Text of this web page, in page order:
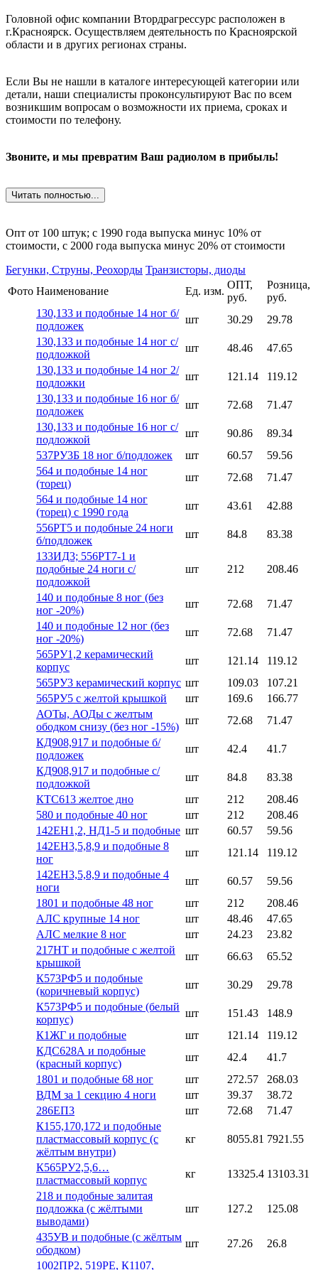
Головной офис компании Втордрагрессурс расположен в
г.Красноярск. Осуществляем деятельность по Красноярской
области и в других регионах страны.
Если Вы не нашли в каталоге интересующей категории или
детали, наши специалисты проконсультируют Вас по всем
возникшим вопросам о возможности их приема, сроках и
стоимости по телефону.
Звоните, и мы превратим Ваш радиолом в прибыль!
Читать полностью...
Опт от 100 штук; c 1990 года выпуска минус 10% от
стоимости, c 2000 года выпуска минус 20% от стоимости
Бегунки, Струны, Реохорды Транзисторы, диоды
Фото Наименование Ед. изм.
ОПТ,
руб.
Розница,
руб.
130,133 и подобные 14 ног б/
подложек
шт 30.29
29.78
130,133 и подобные 14 ног с/
подложкой
шт 48.46
47.65
130,133 и подобные 14 ног 2/
подложки
шт 121.14
119.12
130,133 и подобные 16 ног б/
подложек
шт 72.68
71.47
130,133 и подобные 16 ног с/
подложкой
шт 90.86
89.34
537РУ3Б 18 ног б/подложек
шт 60.57
59.56
564 и подобные 14 ног
(торец)
шт 72.68
71.47
564 и подобные 14 ног
(торец) с 1990 года
шт 43.61
42.88
556РТ5 и подобные 24 ноги
б/подложек
шт 84.8
83.38
133ИД3; 556РТ7-1 и
подобные 24 ноги с/
подложкой
шт 212 208.46
140 и подобные 8 ног (без
ног -20%)
шт 72.68
71.47
140 и подобные 12 ног (без
ног -20%)
шт 72.68
71.47
565РУ1,2 керамический
корпус
шт 121.14
119.12
565РУ3 керамический корпус шт 109.03
107.21
565РУ5 с желтой крышкой
шт 169.6
166.77
АОТы, АОДы с желтым
ободком снизу (без ног -15%)
шт 72.68
71.47
КД908,917 и подобные б/
подложек
шт 42.4
41.7
КД908,917 и подобные с/
подложкой
шт 84.8
83.38
КТС613 желтое дно
шт 212
208.46
580 и подобные 40 ног
шт 212
208.46
142ЕН1,2, НД1-5 и подобные шт 60.57
59.56
142ЕН3,5,8,9 и подобные 8
ног
шт 121.14
119.12
142ЕН3,5,8,9 и подобные 4
ноги
шт 60.57
59.56
1801 и подобные 48 ног
шт 212
208.46
АЛС крупные 14 ног
шт 48.46
47.65
АЛС мелкие 8 ног
шт 24.23
23.82
217НТ и подобные с желтой
крышкой
шт 66.63
65.52
К573РФ5 и подобные
(коричневый корпус)
шт 30.29
29.78
К573РФ5 и подобные (белый
корпус)
шт 151.43
148.9
К1ЖГ и подобные
шт 121.14
119.12
КДС628А и подобные
(красный корпус)
шт 42.4
41.7
1801 и подобные 68 ног
шт 272.57
268.03
ВДМ за 1 секцию 4 ноги
шт 39.37
38.72
286ЕП3
шт 72.68
71.47
К155,170,172 и подобные
пластмассовый корпус (с
жёлтым внутри)
кг 8055.81 7921.55
К565РУ2,5,6…
пластмассовый корпус
кг 13325.4 13103.31
218 и подобные залитая
подложка (с жёлтыми
выводами)
шт 127.2 125.08
435УВ и подобные (с жёлтым
ободком)
шт 27.26
26.8
1002ПР2, 519РЕ, К1107,